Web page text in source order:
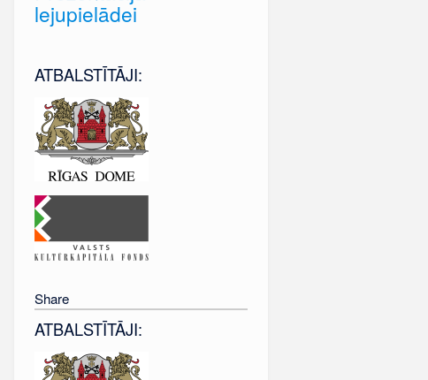
lejupielādei
ATBALSTĪTĀJI:
Share
ATBALSTĪTĀJI: